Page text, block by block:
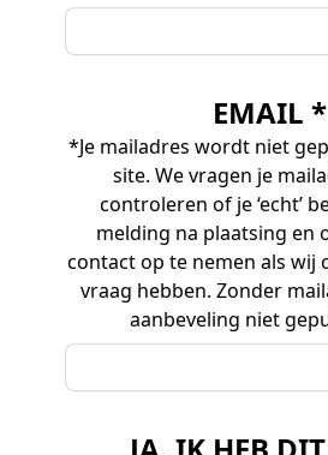
EMAIL *
*Je mailadres wordt niet
site. We vragen je
controleren of je ‘echt’
melding na plaatsing en
contact op te nemen als wij
vraag hebben. Zonder
aanbeveling niet